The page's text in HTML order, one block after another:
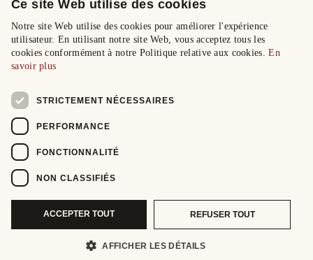
Ce site Web utilise des cookies
Notre site Web utilise des cookies pour améliorer l'expérience
utilisateur. En utilisant notre site Web, vous acceptez tous les
cookies conformément à notre Politique relative aux cookies.En
savoir plus
STRICTEMENT NÉCESSAIRES
PERFORMANCE
FONCTIONNALITÉ
NON CLASSIFIÉS
ACCEPTER TOUT REFUSER TOUT
AFFICHER LES DÉTAILS